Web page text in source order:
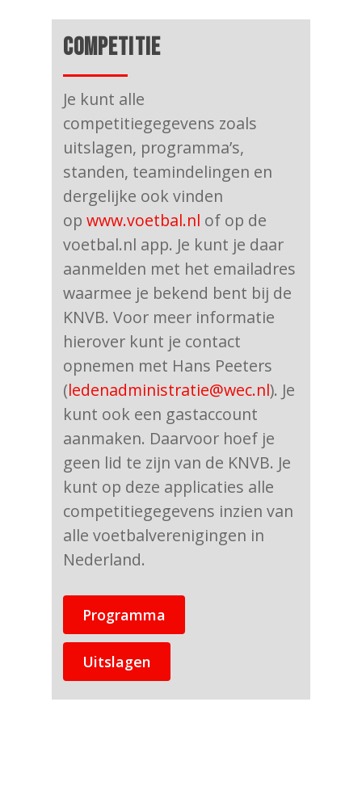
COMPETITIE
Je kunt alle
competitiegegevens zoals
uitslagen, programma’s,
standen, teamindelingen en
dergelijke ook vinden
op www.voetbal.nl of op de
voetbal.nl app. Je kunt je daar
aanmelden met het emailadres
waarmee je bekend bent bij de
KNVB. Voor meer informatie
hierover kunt je contact
opnemen met Hans Peeters
(ledenadministratie@wec.nl). Je
kunt ook een gastaccount
aanmaken. Daarvoor hoef je
geen lid te zijn van de KNVB. Je
kunt op deze applicaties alle
competitiegegevens inzien van
alle voetbalverenigingen in
Nederland.
Programma
Uitslagen